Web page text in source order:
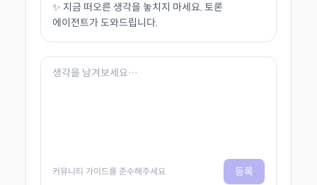
✨ 지금 떠오른 생각을 놓치지 마세요. 토론
에이전트가 도와드립니다.
커뮤니티 가이드를 준수해주세요 등록